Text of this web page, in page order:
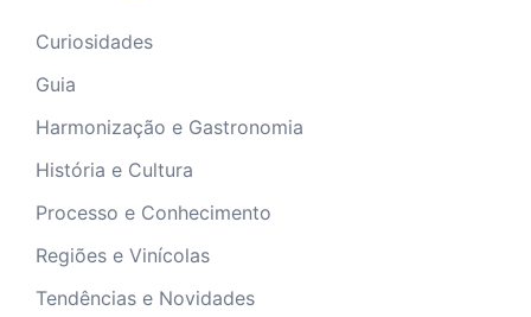
Curiosidades
Guia
Harmonização e Gastronomia
História e Cultura
Processo e Conhecimento
Regiões e Vinícolas
Tendências e Novidades